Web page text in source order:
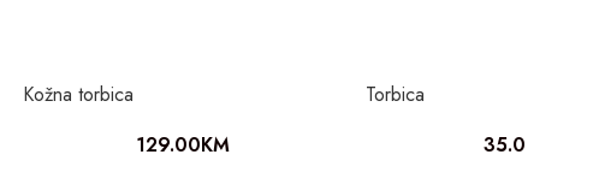
Kožna torbica
129.00KM
Torbica
35.00